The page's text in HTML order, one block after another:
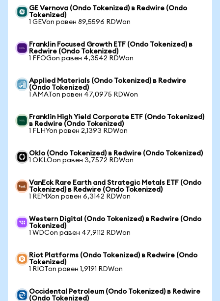
GE Vernova (Ondo Tokenized) в Redwire (Ondo
Tokenized)
1 GEVon равен 89,5596 RDWon
Franklin Focused Growth ETF (Ondo Tokenized) в
Redwire (Ondo Tokenized)
1 FFOGon равен 4,3542 RDWon
Applied Materials (Ondo Tokenized) в Redwire
(Ondo Tokenized)
1 AMATon равен 47,0975 RDWon
Franklin High Yield Corporate ETF (Ondo Tokenized)
в Redwire (Ondo Tokenized)
1 FLHYon равен 2,1393 RDWon
Oklo (Ondo Tokenized) в Redwire (Ondo Tokenized)
1 OKLOon равен 3,7572 RDWon
VanEck Rare Earth and Strategic Metals ETF (Ondo
Tokenized) в Redwire (Ondo Tokenized)
1 REMXon равен 6,3142 RDWon
Western Digital (Ondo Tokenized) в Redwire (Ondo
Tokenized)
1 WDCon равен 47,9112 RDWon
Riot Platforms (Ondo Tokenized) в Redwire (Ondo
Tokenized)
1 RIOTon равен 1,9191 RDWon
Occidental Petroleum (Ondo Tokenized) в Redwire
(Ondo Tokenized)